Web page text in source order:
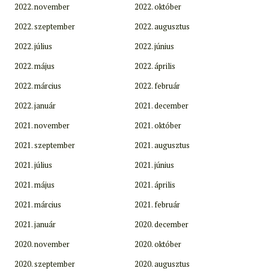
2022. november
2022. október
2022. szeptember
2022. augusztus
2022. július
2022. június
2022. május
2022. április
2022. március
2022. február
2022. január
2021. december
2021. november
2021. október
2021. szeptember
2021. augusztus
2021. július
2021. június
2021. május
2021. április
2021. március
2021. február
2021. január
2020. december
2020. november
2020. október
2020. szeptember
2020. augusztus